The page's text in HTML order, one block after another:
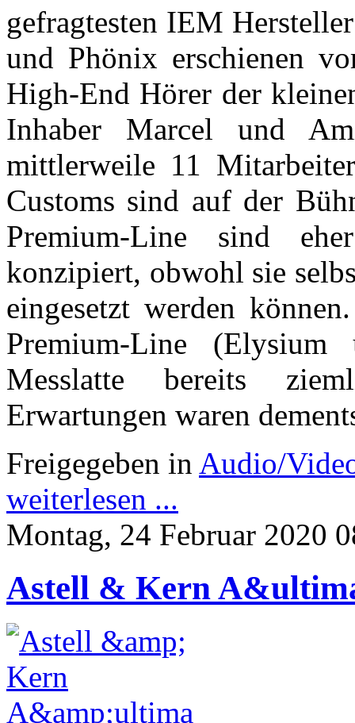
gefragtesten IEM
und Phönix erschienen
High-End Hörer der
Inhaber Marcel und
mittlerweile 11
Customs sind auf der
Premium-Line sind
konzipiert, obwohl sie
eingesetzt werden
Premium-Line
Messlatte bereits
Erwartungen waren
Freigegeben in Audio/
weiterlesen ...
Montag, 24 Februar 2020
Astell & Kern